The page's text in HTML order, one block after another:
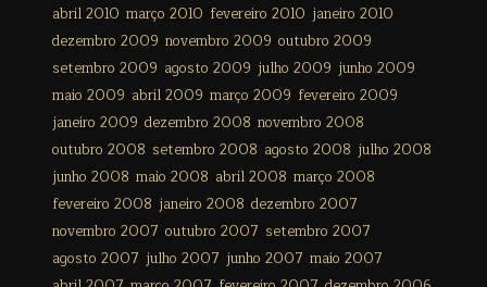
abril 2010 março 2010 fevereiro 2010 janeiro 2010
dezembro 2009 novembro 2009 outubro 2009
setembro 2009 agosto 2009 julho 2009 junho 2009
maio 2009 abril 2009 março 2009 fevereiro 2009
janeiro 2009 dezembro 2008 novembro 2008
outubro 2008 setembro 2008 agosto 2008 julho 2008
junho 2008 maio 2008 abril 2008 março 2008
fevereiro 2008 janeiro 2008 dezembro 2007
novembro 2007 outubro 2007 setembro 2007
agosto 2007 julho 2007 junho 2007 maio 2007